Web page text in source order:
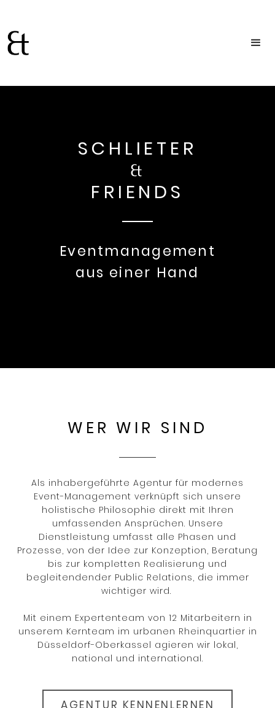
SCHLIETER
&
FRIENDS
Eventmanagement
aus einer Hand
WER WIR SIND
Als inhabergeführte Agentur für modernes
Event-Management verknüpft sich unsere
holistische Philosophie direkt mit Ihren
umfassenden Ansprüchen. Unsere
Dienstleistung umfasst alle Phasen und
Prozesse, von der Idee zur Konzeption, Beratung
bis zur kompletten Realisierung und
begleitendender Public Relations, die immer
wichtiger wird.
Mit einem Expertenteam von 12 Mitarbeitern in
unserem Kernteam im urbanen Rheinquartier in
Düsseldorf-Oberkassel agieren wir lokal,
national und international.
AGENTUR KENNENLERNEN